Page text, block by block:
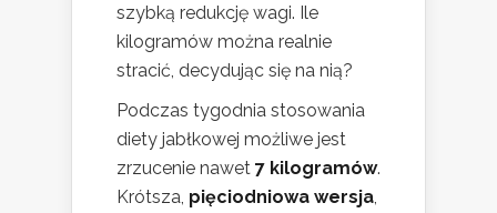
szybką redukcję wagi. Ile
kilogramów można realnie
stracić, decydując się na nią?
Podczas tygodnia stosowania
diety jabłkowej możliwe jest
zrzucenie nawet 7 kilogramów.
Krótsza, pięciodniowa wersja,